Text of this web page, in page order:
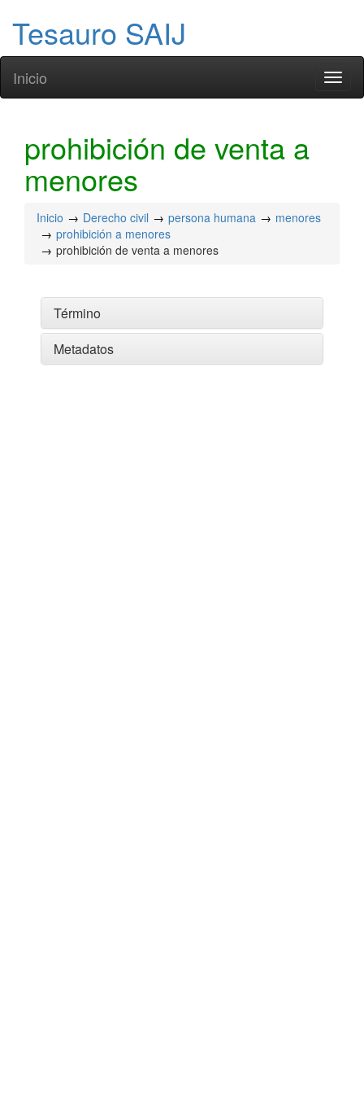
Tesauro SAIJ
Inicio
prohibición de venta a
menores
Inicio Derecho civil persona humana
menores
prohibición a menores
prohibición de venta a menores
Término
Metadatos